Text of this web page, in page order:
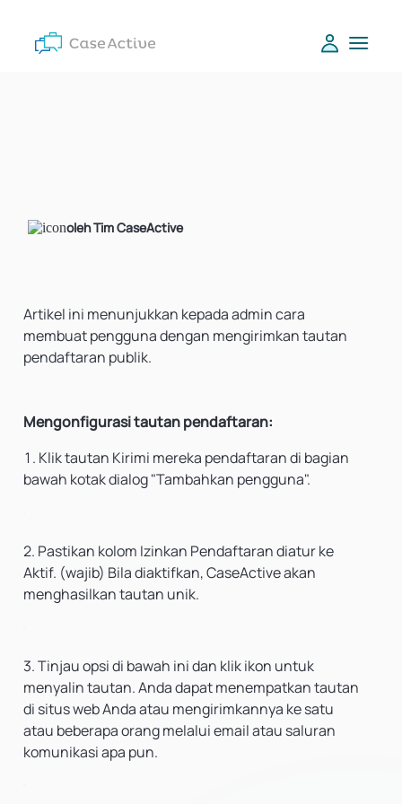
oleh Tim CaseActive
Artikel ini menunjukkan kepada admin cara
membuat pengguna dengan mengirimkan tautan
pendaftaran publik.
Mengonfigurasi tautan pendaftaran:
Kliktautan Kirimi mereka pendaftarandi bagian
bawah kotak dialog "Tambahkan pengguna".
2. Pastikan kolom Izinkan Pendaftarandiatur ke
Aktif. (wajib) Bila diaktifkan, CaseActive akan
menghasilkan tautan unik.
3. Tinjau opsi di bawah ini dan klik ikon untuk
menyalin tautan. Anda dapat menempatkan tautan
di situs web Anda atau mengirimkannya ke satu
atau beberapa orang melalui email atau saluran
komunikasi apa pun.